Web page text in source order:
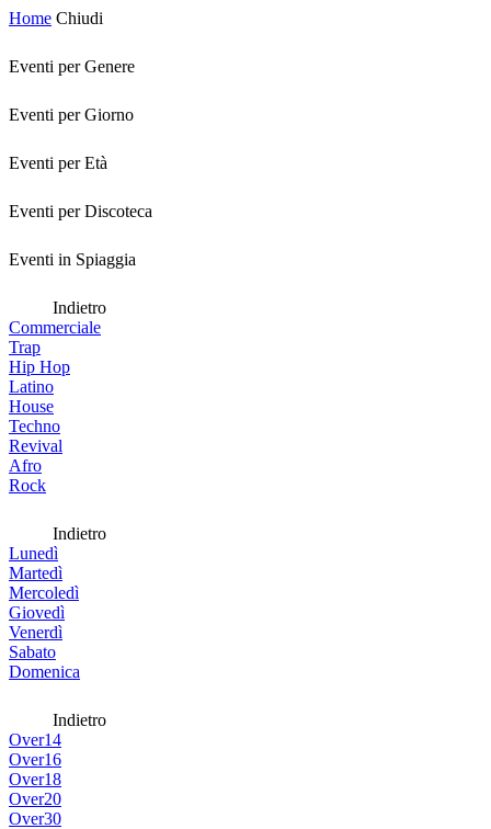
Home Chiudi
Eventi per Genere
Eventi per Giorno
Eventi per Età
Eventi per Discoteca
Eventi in Spiaggia
Indietro
Commerciale
Trap
Hip Hop
Latino
House
Techno
Revival
Afro
Rock
Indietro
Lunedì
Martedì
Mercoledì
Giovedì
Venerdì
Sabato
Domenica
Indietro
Over14
Over16
Over18
Over20
Over30